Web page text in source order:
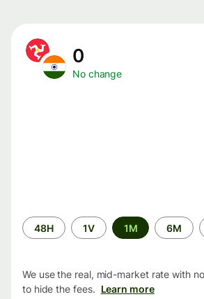
0
No change
Time
period
48H 1V 1M 6M
We use the real, mid-market rate with
to hide the fees. Learn more